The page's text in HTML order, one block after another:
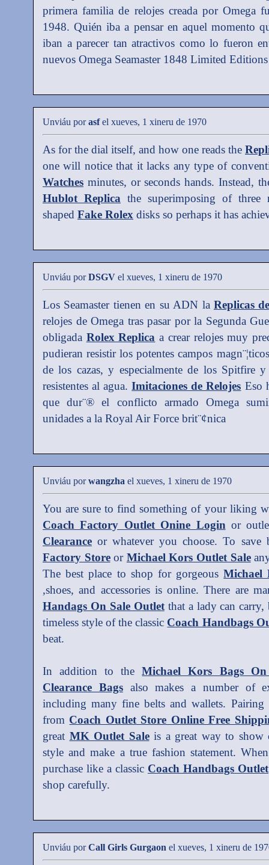
primera familia de relojes creada por Omega
1948. Quién iba a pensar en aquel momento
iban a parecer tan atractivos como lo fueron
nuevos Omega Seamaster 1848 Limited
Unviáu porasfel xueves, 1 xineru de 1970
As for the dial itself, and how one reads the
one will notice that it lacks any type of
Watches minutes, or seconds hands. Instead,
Hublot Replica the superimposing of three
shaped Fake Rolex disks so perhaps it has
Unviáu porDSGV el xueves, 1 xineru de 1970
Los Seamaster tienen en su ADN la Replicas
relojes de Omega tras pasar por la Segunda
obligada Rolex Replica a crear relojes muy
pudieran resistir los potentes campos
de los cazas, y especialmente de los Spitfire
resistentes al agua.Imitaciones de Relojes Eso
que dur¨® el conflicto armado Omega
unidades a la Royal Air Force brit¨¢nica
Unviáu porwangzha el xueves, 1 xineru de 1970
You are sure to find something of your liking
Coach Factory Outlet Onine Loginor
Clearance or whatever you choose. To
Factory Storeor Michael Kors Outlet Sale
The best place to shop for gorgeousMichael
,shoes, and accessories is online. There are
Handags On Sale Outletthat a lady can carry,
timeless style of the classic Coach Handbags
beat.
In addition to theMichael Kors Bags On
Clearance Bagsalso makes a number of
including many fine belts and wallets. Pairing
from Coach Outlet Store Online Free
great MK Outlet Saleis a great way to show
style and make a true fashion statement.
purchase like a classic Coach Handbags Outlet
shop carefully.
Unviáu porCall Girls Gurgaon el xueves, 1 xineru de